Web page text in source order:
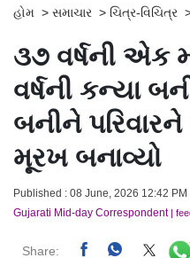
હોમ > સમાચાર > ચિત્ર-વિચિત્ર
૩૭ વર્ષની એક
વર્ષની કન્યા
બનીને પરિવારને
મૂરખ બનાવ્યો
Published : 08 June, 2026 12:42 PM
Gujarati Mid-day Correspondent|
Share: